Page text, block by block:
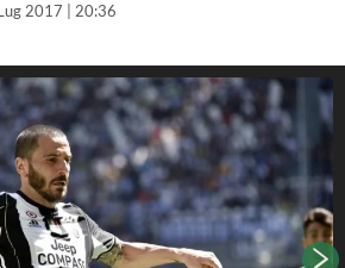
2017 | 20:36